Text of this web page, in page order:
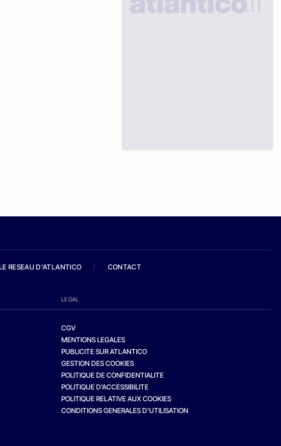
RESEAU D'ATLANTICO / CONTACT
LEGAL
CGV
MENTIONS LEGALES
PUBLICITE SUR ATLANTICO
GESTION DES COOKIES
POLITIQUE DE CONFIDENTIALITE
POLITIQUE D’ACCESSIBILITE
POLITIQUE RELATIVE AUX COOKIES
CONDITIONS GENERALES D’UTILISATION